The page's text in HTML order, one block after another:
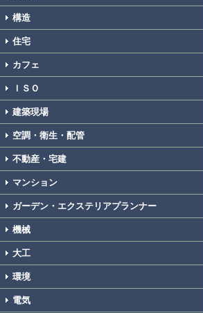
構造
住宅
カフェ
ＩＳＯ
建築現場
空調・衛生・配管
不動産・宅建
マンション
ガーデン・エクステリアプランナー
機械
大工
環境
電気